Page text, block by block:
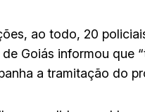
ao todo, 20
de Goiás informou que
a tramitação do